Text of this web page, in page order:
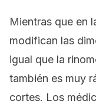
Mientras que en
modifican las
igual que la
también es muy
cortes. Los